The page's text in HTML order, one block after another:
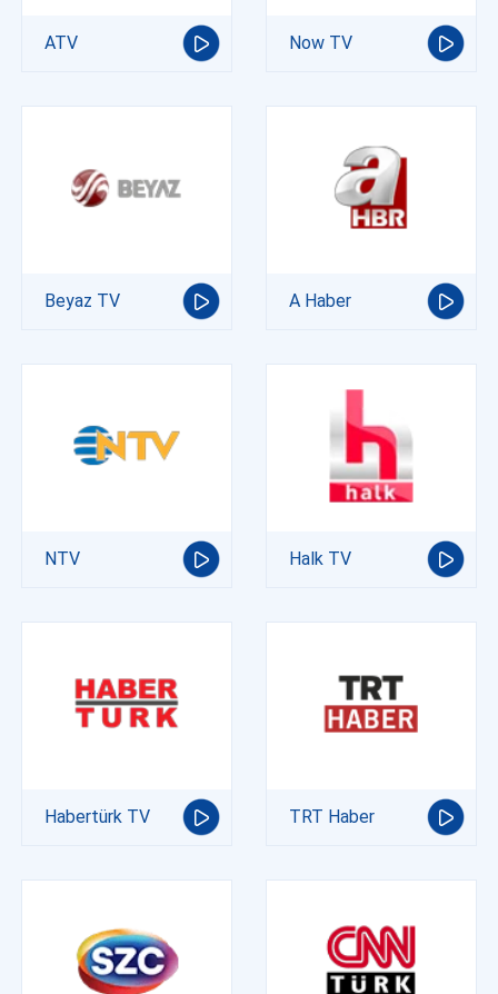
ATV Now TV
Beyaz TV A Haber
NTV Halk TV
Habertürk TV TRT Haber